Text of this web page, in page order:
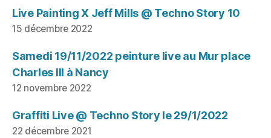
Live Painting X Jeff Mills @ Techno Story 10
15 décembre 2022
Samedi 19/11/2022 peinture live au Mur place
Charles III à Nancy
12 novembre 2022
Graffiti Live @ Techno Story le 29/1/2022
22 décembre 2021